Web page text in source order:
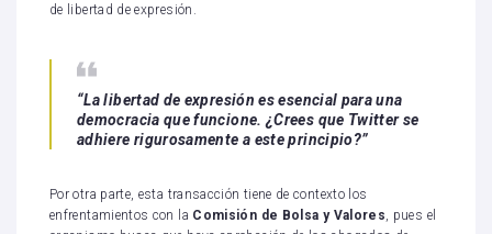
de libertad de expresión.
“La libertad de expresión es esencial para una
democracia que funcione. ¿Crees que Twitter se
adhiere rigurosamente a este principio?”
Por otra parte, esta transacción tiene de contexto los
enfrentamientos con la Comisión de Bolsa y Valores, pues el